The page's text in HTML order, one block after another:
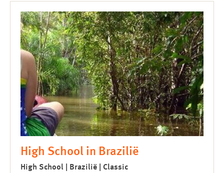
High School in Brazilië
High School | Brazilië | Classic